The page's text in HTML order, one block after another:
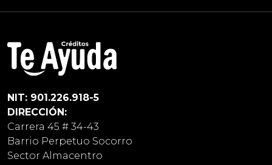
NIT: 901.226.918-5
DIRECCIÓN:
Carrera 45 # 34-43
Barrio Perpetuo Socorro
Sector Almacentro